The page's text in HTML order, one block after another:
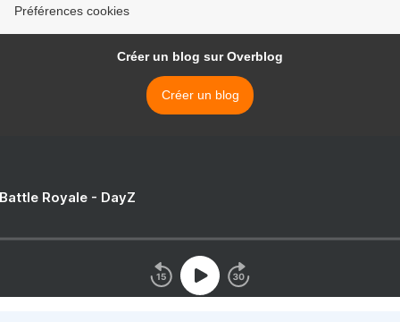
Préférences cookies
Créer un blog sur Overblog
Créer un blog
Royale - DayZ